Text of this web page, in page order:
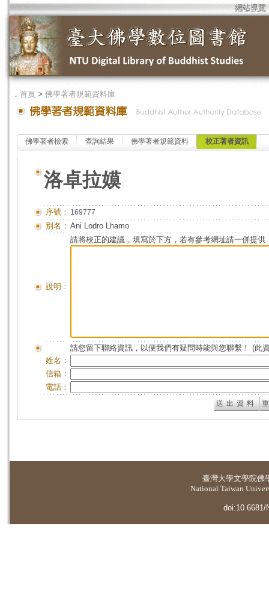
網站導覽
． 首頁 > 佛學著者規範資料庫
佛學著者檢索 查詢結果 佛學著者規範資料 校正著者資訊
洛卓拉嫫
序號： 169777
別名： Ani Lodro Lhamo
說明：
請將校正的建議，填寫於下方，若有參考網址請一併提供
請您留下聯絡資訊，以便我們有疑問時能與您聯繫！ (此
姓名：
信箱：
電話：
臺灣大學文學院佛
National Taiwan
doi:10.6681/